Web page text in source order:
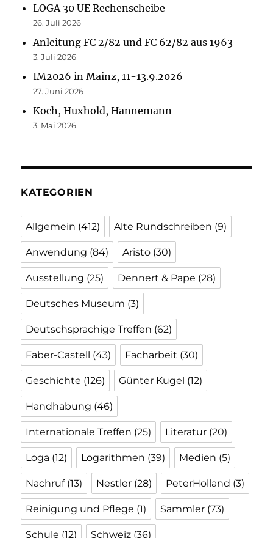
LOGA 30 UE Rechenscheibe
26. Juli 2026
Anleitung FC 2/82 und FC 62/82 aus 1963
3. Juli 2026
IM2026 in Mainz, 11-13.9.2026
27. Juni 2026
Koch, Huxhold, Hannemann
3. Mai 2026
KATEGORIEN
Allgemein (412) Alte Rundschreiben (9)
Anwendung (84) Aristo (30)
Ausstellung (25) Dennert & Pape (28)
Deutsches Museum (3)
Deutschsprachige Treffen (62)
Faber-Castell (43) Facharbeit (30)
Geschichte (126) Günter Kugel (12)
Handhabung (46)
Internationale Treffen (25) Literatur (20)
Loga (12) Logarithmen (39) Medien (5)
Nachruf(13) Nestler (28) PeterHolland (3)
Reinigung und Pflege (1) Sammler (73)
Schule (12) Schweiz (36)